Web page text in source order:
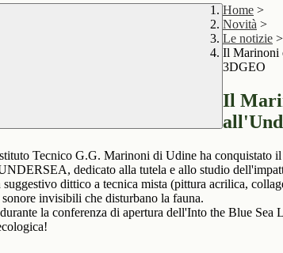
Home >
Novità >
Le notizie >
Il Marinoni
3DGEO
Il
Tecnico G.G. Marinoni di Udine ha conquistato
dedicato alla tutela e allo studio
dittico a tecnica mista (pittura acrilica,
invisibili che disturbano la fauna.
la conferenza di apertura dell'Into the Blue